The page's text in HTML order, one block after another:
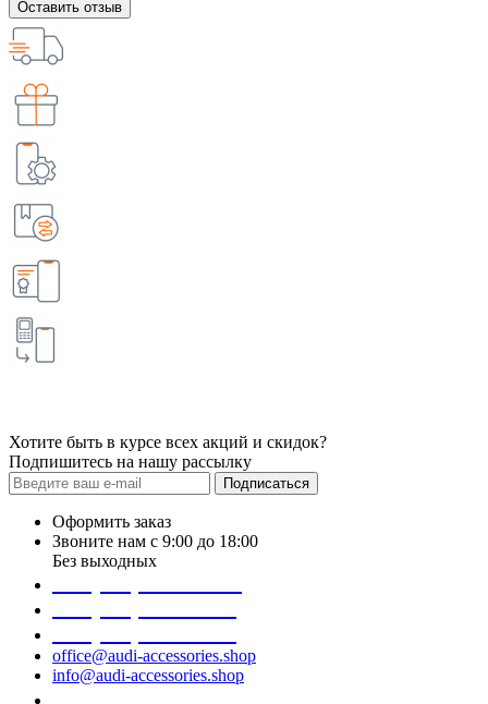
Оставить отзыв
Хотите быть в курсе всех акций и скидок?
Подпишитесь на нашу рассылку
Подписаться
Оформить заказ
Звоните нам с 9:00 до 18:00
Без выходных
office@audi-accessories.shop
info@audi-accessories.shop